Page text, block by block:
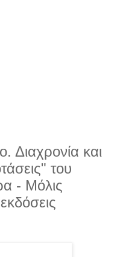
Διαχρονία και
του
- Μόλις